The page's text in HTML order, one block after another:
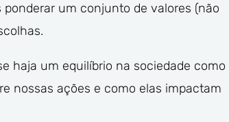
um conjunto de valores (não
haja um equilíbrio na sociedade como
nossas ações e como elas impactam